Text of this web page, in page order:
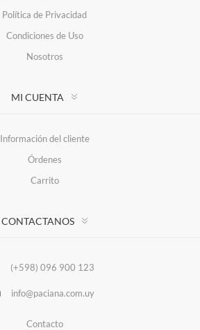
Política de Privacidad
Condiciones de Uso
Nosotros
MI CUENTA
Información del cliente
Órdenes
Carrito
CONTACTANOS
(+598) 096 900 123
info@paciana.com.uy
Contacto